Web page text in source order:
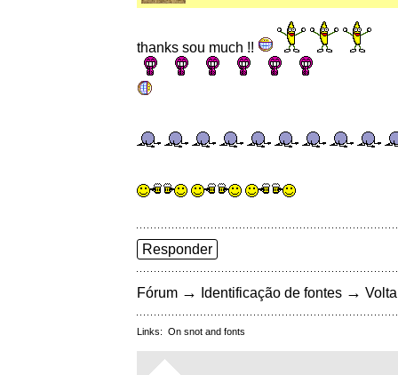
thanks sou much !!
Responder
Fórum → Identificação de fontes →
Links: On snot and fonts